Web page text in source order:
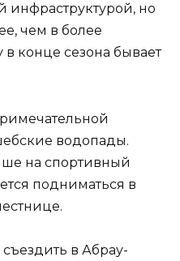
инфраструктурой, но
чем в более
в конце сезона бывает
водопады.
на спортивный
подниматься в
в Абрау-